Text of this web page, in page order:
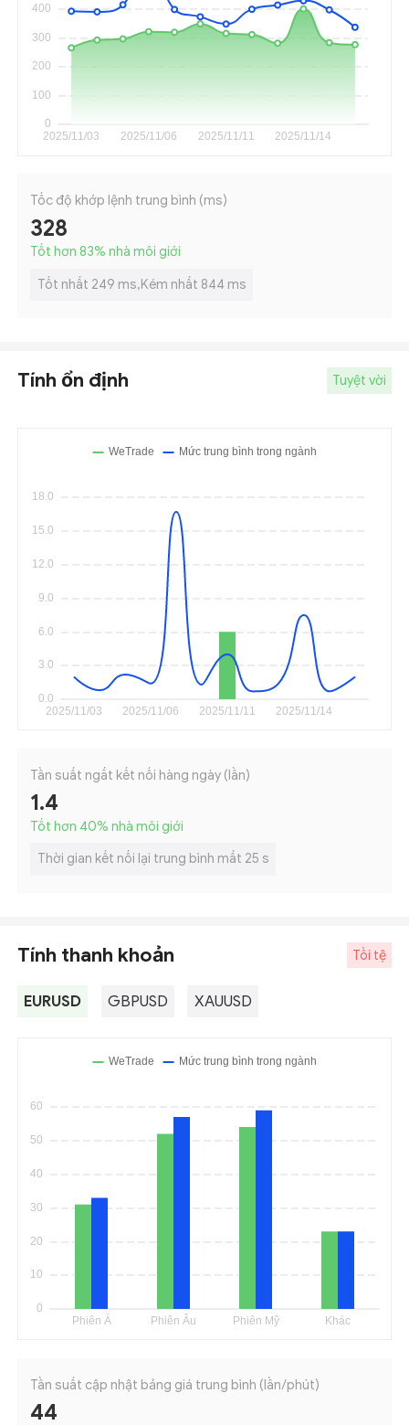
Tốc độ khớp lệnh trung bình (ms)
328
Tốt hơn 83% nhà môi giới
Tốt nhất 249 ms,Kém nhất 844 ms
Tính ổn định Tuyệt vời
Tần suất ngắt kết nối hàng ngày (lần)
1.4
Tốt hơn 40% nhà môi giới
Thời gian kết nối lại trung bình mất 25 s
Tính thanh khoản Tồi tệ
EURUSD GBPUSD XAUUSD
Tần suất cập nhật bảng giá trung bình (lần/phút)
44